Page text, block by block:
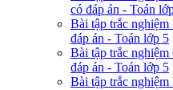
có đáp án - Toán
Bài tập trắc
đáp án - Toán lớp 5
Bài tập trắc
đáp án - Toán lớp 5
Bài tập trắc